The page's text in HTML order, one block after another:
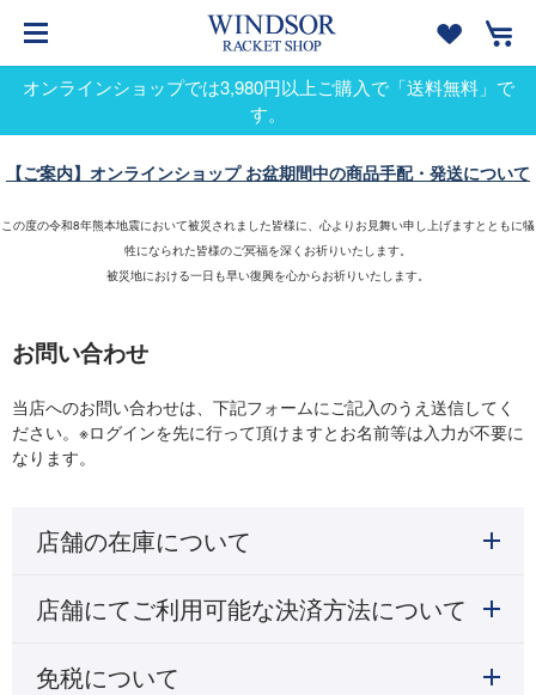
オンラインショップでは3,980円以上ご購入で「送料無料」で
す。
【ご案内】オンラインショップ お盆期間中の商品手配・発送について
この度の令和8年熊本地震において被災されました皆様に、心よりお見舞い申し上げますとともに犠
牲になられた皆様のご冥福を深くお祈りいたします。
被災地における一日も早い復興を心からお祈りいたします。
お問い合わせ
当店へのお問い合わせは、下記フォームにご記入のうえ送信してく
ださい。※ログインを先に行って頂けますとお名前等は入力が不要に
なります。
店舗の在庫について
店舗にてご利用可能な決済方法について
免税について